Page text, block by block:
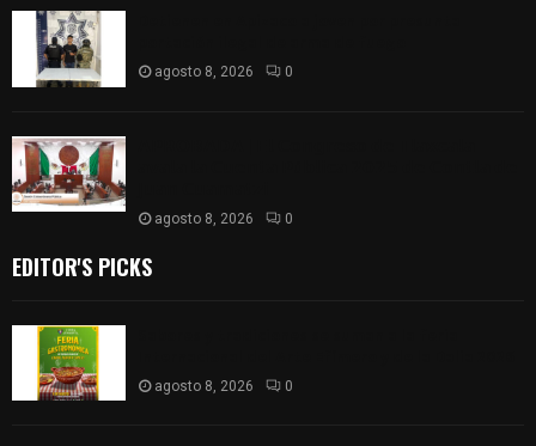
agosto 8, 2026 0
agosto 8, 2026 0
EDITOR'S PICKS
agosto 8, 2026 0